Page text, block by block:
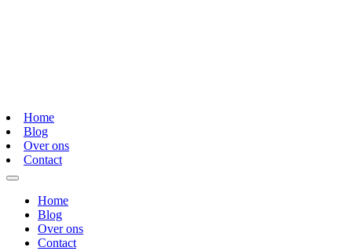
Home
Blog
Over ons
Contact
Home
Blog
Over ons
Contact